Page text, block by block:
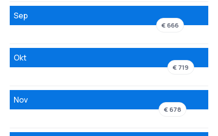
Sep
€ 666
Okt
€ 719
Nov
€ 678